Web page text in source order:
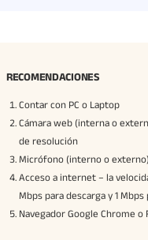
RECOMENDACIONES
Contar con PC o Laptop
Cámara web (interna o
de resolución
Micrófono (interno o externo)
Acceso a internet – la
Mbps para descarga y 1
Navegador Google Chrome